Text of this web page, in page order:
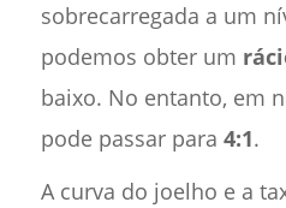
sobrecarregada a um
podemos obter um
baixo. No entanto, em
pode passar para 4:1.
A curva do joelho e a